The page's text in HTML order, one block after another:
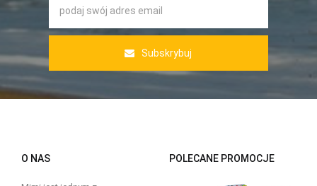
Subskrybuj
O NAS POLECANE PROMOCJE